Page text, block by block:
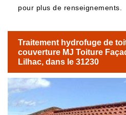
pour plus de renseignements.
Traitement hydrofuge de
couverture MJ Toiture
Lilhac, dans le 31230